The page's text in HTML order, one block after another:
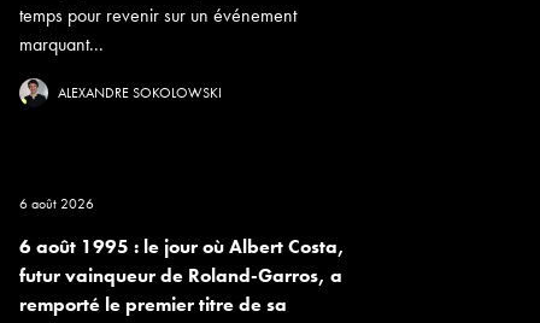
temps pour revenir sur un événement
marquant...
ALEXANDRE SOKOLOWSKI
6 août 2026
6 août 1995 : le jour où Albert Costa,
futur vainqueur de Roland-Garros, a
remporté le premier titre de sa